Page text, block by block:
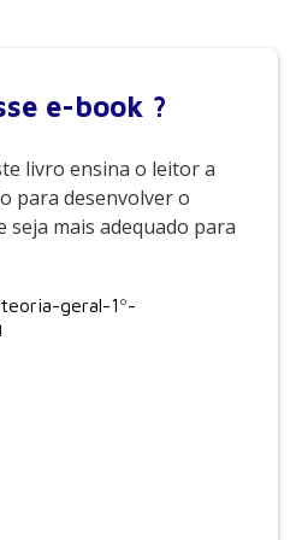
e-book ?
livro ensina o leitor a
para desenvolver o
seja mais adequado para